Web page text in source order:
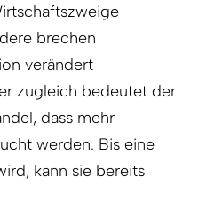
brechen
verändert
zugleich bedeutet der
dass mehr
werden. Bis eine
kann sie bereits